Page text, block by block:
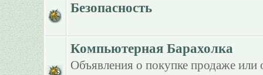
Безопасность
Компьютерная Барахолка
Объявления о покупке продаже или